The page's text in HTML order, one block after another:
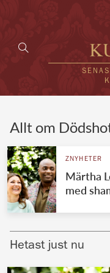
Allt om
ZNYHETER
Märtha
med
Hetast just nu